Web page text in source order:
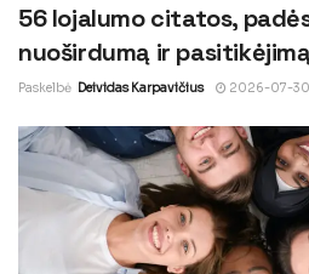
56 lojalumo citatos,
nuoširdumą ir
Paskelbė Deividas Karpavičius 2026-07-30